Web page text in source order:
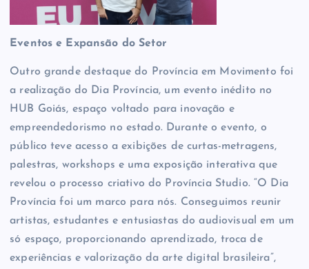
Eventos e Expansão do Setor
Outro grande destaque do Província em Movimento foi
a realização do Dia Província, um evento inédito no
HUB Goiás, espaço voltado para inovação e
empreendedorismo no estado. Durante o evento, o
público teve acesso a exibições de curtas-metragens,
palestras, workshops e uma exposição interativa que
revelou o processo criativo do Província Studio. “O Dia
Província foi um marco para nós. Conseguimos reunir
artistas, estudantes e entusiastas do audiovisual em um
só espaço, proporcionando aprendizado, troca de
experiências e valorização da arte digital brasileira”,